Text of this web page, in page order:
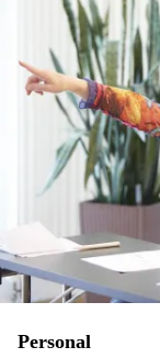
Personal